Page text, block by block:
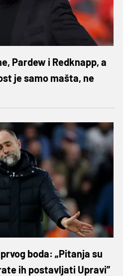
Pardew i Redknapp, a
je samo mašta, ne
boda: „Pitanja su
ih postavljati Upravi”